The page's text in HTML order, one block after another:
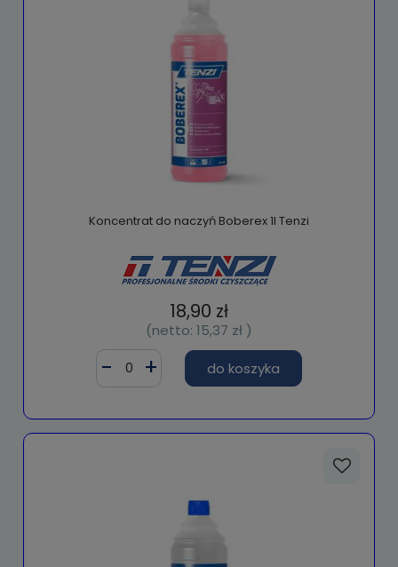
Koncentrat do naczyń Boberex 1l Tenzi
18,90 zł
(netto: 15,37 zł )
do koszyka